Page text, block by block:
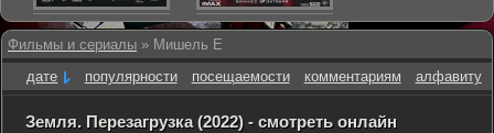
Фильмы и сериалы » Мишель Е
дате
популярности посещаемости комментариям алфавиту
Земля. Перезагрузка (2022) - смотреть онлайн